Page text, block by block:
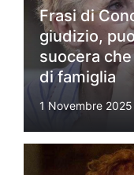
Frasi di
giudizio,
suocera
di famiglia
1 Novembre 2025